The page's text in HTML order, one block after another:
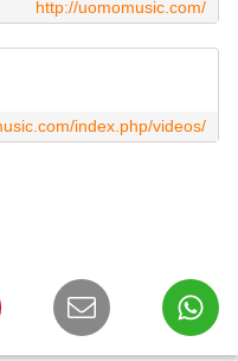
http://uomomusic.com/
index.php/videos/